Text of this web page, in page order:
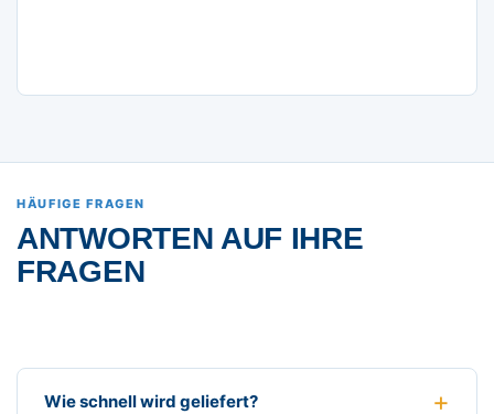
HÄUFIGE FRAGEN
ANTWORTEN AUF IHRE
FRAGEN
Wie schnell wird geliefert?